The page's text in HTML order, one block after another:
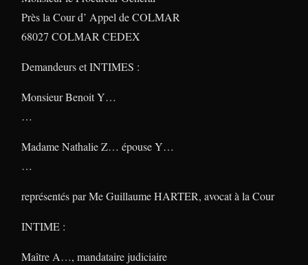
Près la Cour d’ Appel de COLMAR
68027 COLMAR CEDEX
Demandeurs et INTIMES :
Monsieur Benoit Y…
…
Madame Nathalie Z… épouse Y…
…
représentés par Me Guillaume HARTER, avocat à la Cour
INTIME :
Maître A…, mandataire judiciaire